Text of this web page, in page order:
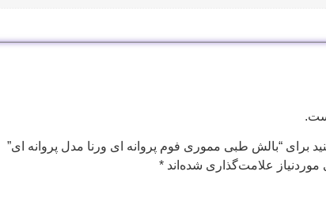
برای “بالش طبی مموری فوم پروانه ای ورنا مدل پروانه ای”
علامت‌گذاری شده‌اند *